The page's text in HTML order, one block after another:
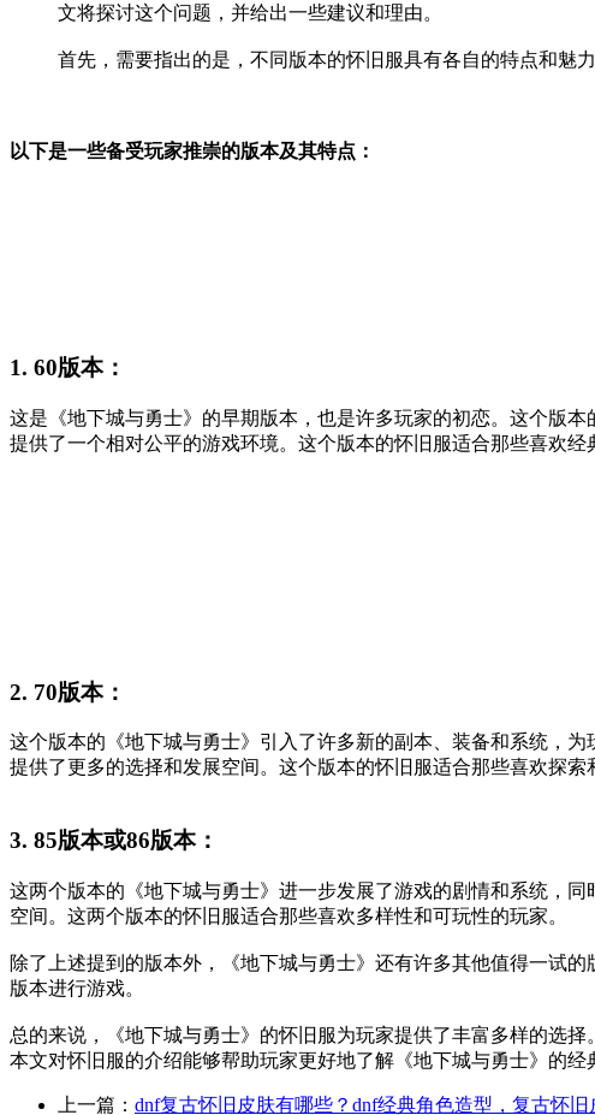
文将探讨这个问题，并给出一些建议和理由。
首先，需要指出的是，不同版本的怀旧服具有各自的特点和魅
以下是一些备受玩家推崇的版本及其特点：
1. 60版本：
这是《地下城与勇士》的早期版本，也是许多玩家的初恋。这个版
提供了一个相对公平的游戏环境。这个版本的怀旧服适合那些喜欢经
2. 70版本：
这个版本的《地下城与勇士》引入了许多新的副本、装备和系统，
提供了更多的选择和发展空间。这个版本的怀旧服适合那些喜欢探索
3. 85版本或86版本：
这两个版本的《地下城与勇士》进一步发展了游戏的剧情和系统，
空间。这两个版本的怀旧服适合那些喜欢多样性和可玩性的玩家。
除了上述提到的版本外，《地下城与勇士》还有许多其他值得一试
版本进行游戏。
总的来说，《地下城与勇士》的怀旧服为玩家提供了丰富多样的选
本文对怀旧服的介绍能够帮助玩家更好地了解《地下城与勇士》的经
上一篇： dnf复古怀旧皮肤有哪些？dnf经典角色造型，复古怀旧